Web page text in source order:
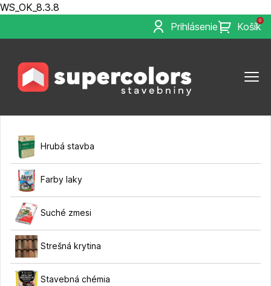
WS_OK_8.3.8
Prihlásenie
0
Košík
Hrubá stavba
Farby laky
Suché zmesi
Strešná krytina
Stavebná chémia